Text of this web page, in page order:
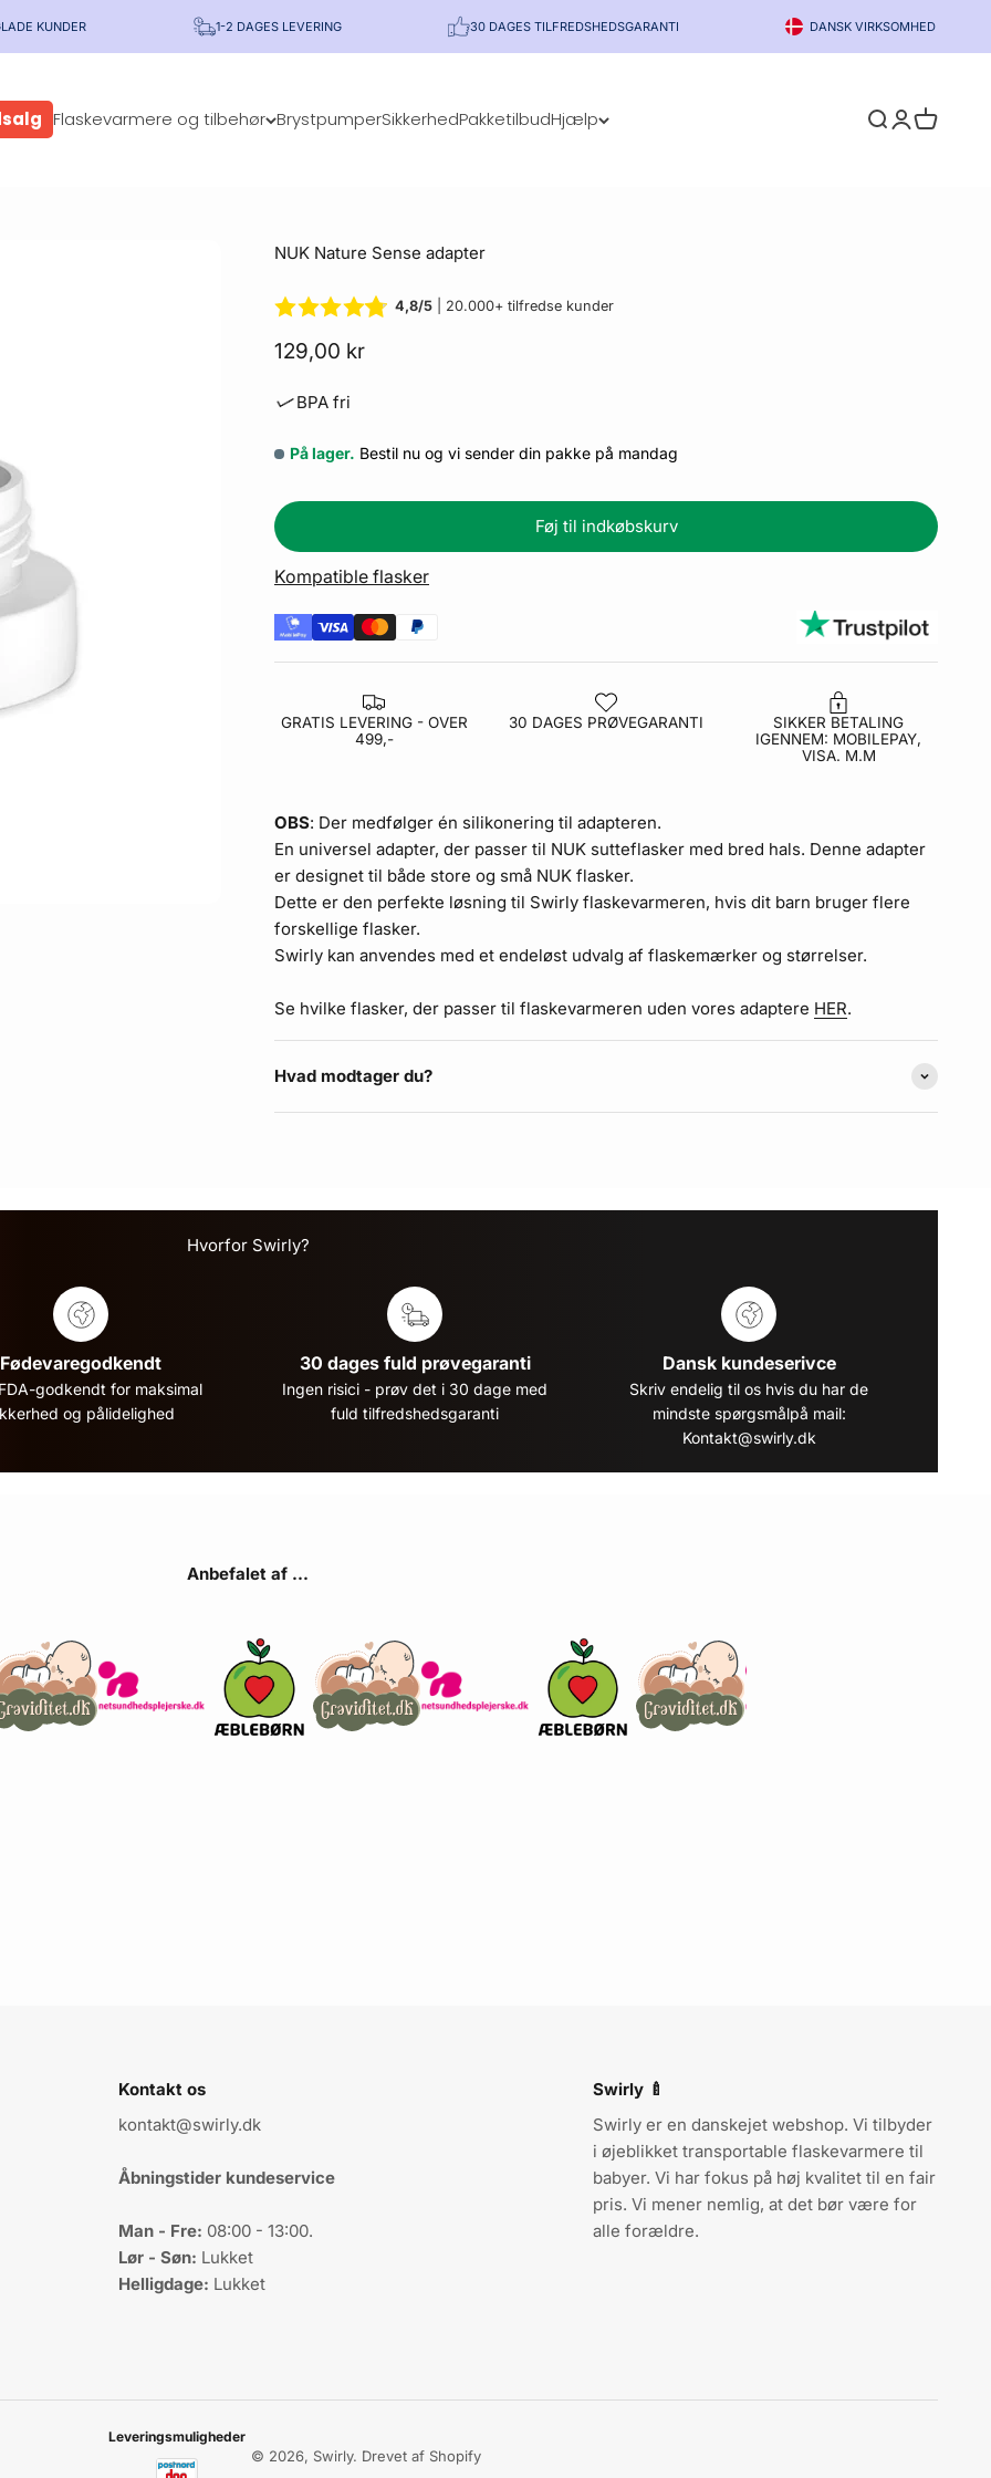
KUNDER 1-2 DAGES LEVERING 30 DAGES TILFREDSHEDSGARANTI DANSK VIRKSOMHED
Flaskevarmere og tilbehør BrystpumperSikkerhedPakketilbudHjælp ÅbnÅbnÅbn
NUK Nature Sense adapter
4,8/5 | 20.000+ tilfredse kunder
Salgspris
129,00 kr
BPA fri
På lager. Bestil nu og vi sender din pakke på mandag
Føj til indkøbskurv
Kompatible flasker
GRATIS LEVERING - OVER
499,-
30 DAGES PRØVEGARANTI
SIKKER BETALING
IGENNEM: MOBILEPAY,
VISA. M.M
OBS: Der medfølger én silikonering til adapteren.
En universel adapter, der passer til NUK sutteflasker med bred hals. Denne adapter
er designet til både store og små NUK flasker.
Dette er den perfekte løsning til Swirly flaskevarmeren, hvis dit barn bruger flere
forskellige flasker.
Swirly kan anvendes med et endeløst udvalg af flaskemærker og størrelser.
Se hvilke flasker, der passer til flaskevarmeren uden vores adaptere HER.
Hvad modtager du?
Hvorfor Swirly?
Fødevaregodkendt
godkendt for maksimal
og pålidelighed
30 dages fuld prøvegaranti
Ingen risici - prøv det i 30 dage med
fuld tilfredshedsgaranti
Dansk kundeserivce
Skriv endelig til os hvis du har de
mindste spørgsmålpå mail:
Kontakt@swirly.dk
Anbefalet af ...
Kontakt os
kontakt@swirly.dk
Åbningstider kundeservice
Man - Fre: 08:00 - 13:00.
Lør - Søn: Lukket
Helligdage: Lukket
Swirly 🍼
Swirly er en danskejet webshop. Vi tilbyder
i øjeblikket transportable flaskevarmere til
babyer. Vi har fokus på høj kvalitet til en fair
pris. Vi mener nemlig, at det bør være for
alle forældre.
Leveringsmuligheder
© 2026, Swirly. Drevet af Shopify